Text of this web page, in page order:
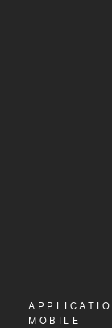
OUVRIR
LE
MOBILE